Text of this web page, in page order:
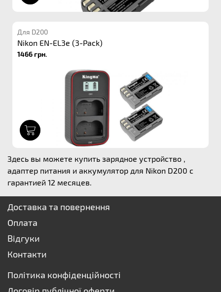
Для D200
Nikon EN-EL3e (3-Pack)
1466 грн.
Здесь вы можете купить зарядное устройство ,
адаптер питания и аккумулятор для Nikon D200 с
гарантией 12 месяцев.
Доставка та повернення
Оплата
Відгуки
Контакти
Політика конфіденційності